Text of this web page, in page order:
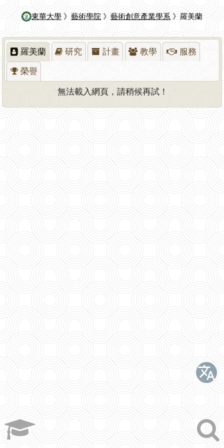
東華大學 》 藝術學院 》 藝術創意產業學系 》羅美蘭
羅美蘭 研究 計畫 教學 服務
榮譽
無法載入網頁，請稍候再試！